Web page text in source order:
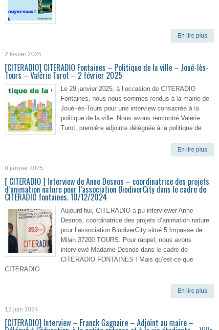
En lire plus
2 février 2025
[CITERADIO] CITERADIO Fontaines – Politique de la ville – Joué-lès-
Tours – Valérie Turot – 2 février 2025
Le 29 janvier 2025, à l’occasion de CITERADIO
Fontaines, nous nous sommes rendus à la mairie de
Joué-lès-Tours pour une interview consacrée à la
politique de la ville. Nous avons rencontré Valérie
Turot, première adjointe déléguée à la politique de
En lire plus
8 janvier 2025
[ CITERADIO ] Interview de Anne Desnos – coordinatrice des projets
d’animation nature pour l’association BiodiverCity dans le cadre de
CITERADIO fontaines. 10/12/2024
Aujourd’hui, CITERADIO a pu interviewer Anne
Desnos, coordinatrice des projets d’animation nature
pour l’association BiodiverCity situé 5 Impasse de
Milan 37200 TOURS. Pour rappel, nous avons
interviewé Madame Desnos dans le cadre de
CITERADIO FONTAINES ! Mais qu’est-ce que
CITERADIO
En lire plus
12 juin 2024
[CITERADIO] Interview – Franck Gagnaire – Adjoint au maire –